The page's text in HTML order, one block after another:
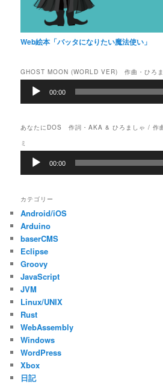
Web絵本「バッタになりたい魔法使い」
GHOST MOON (WORLD VER) 作曲・ひろ
ー
ヤ
ー
00:00
あなたにDOS 作詞・AKA & ひろましゃ / 作
ミ
ー
ヤ
ー
00:00
カテゴリー
Android/iOS
Arduino
baserCMS
Eclipse
Groovy
JavaScript
JVM
Linux/UNIX
Rust
WebAssembly
Windows
WordPress
Xbox
日記